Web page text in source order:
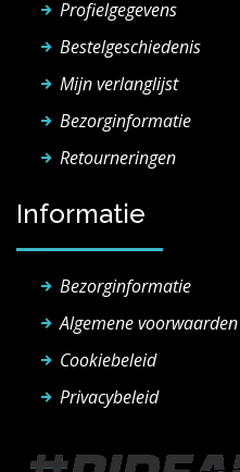
Profielgegevens
Bestelgeschiedenis
Mijn verlanglijst
Bezorginformatie
Retourneringen
Informatie
Bezorginformatie
Algemene voorwaarden
Cookiebeleid
Privacybeleid